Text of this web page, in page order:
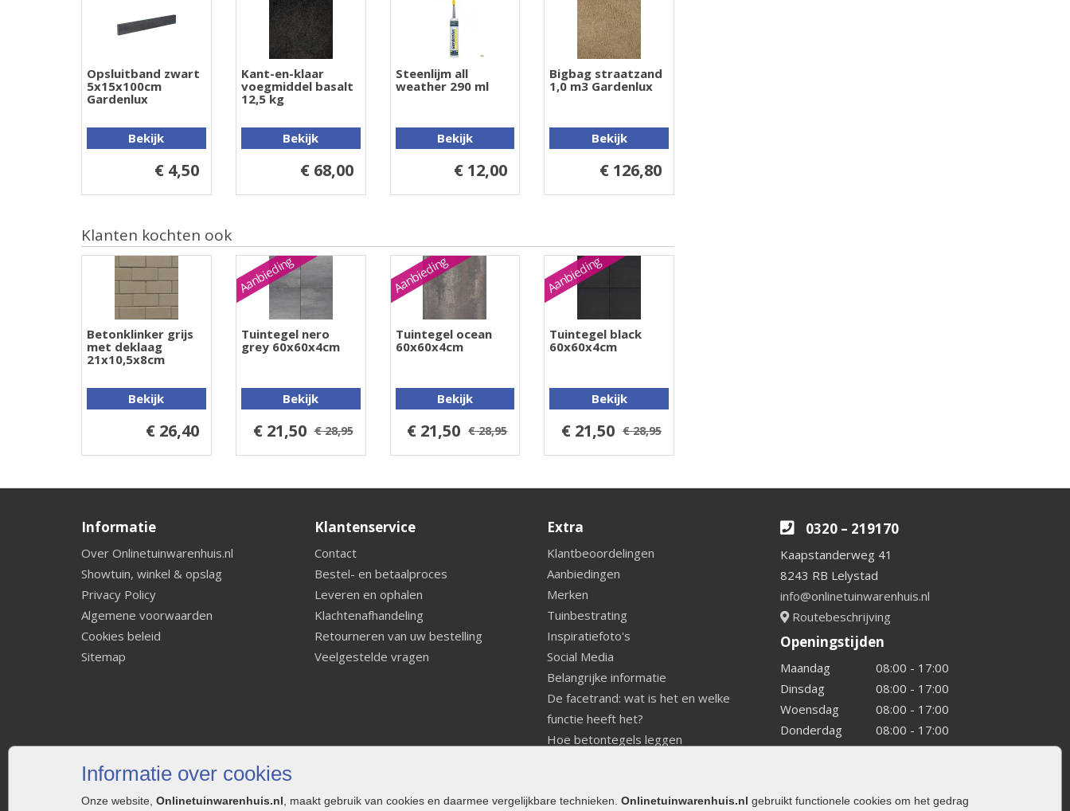
Informatie over cookies
Onze website, Onlinetuinwarenhuis.nl , maakt gebruik van cookies en daarmee vergelijkbare technieken. Onlinetuinwarenhuis.nl gebruikt functionele cookies om het gedrag
Opsluitband zwart
5x15x100cm
Gardenlux
Bekijk
€ 4,50
Kant-en-klaar
voegmiddel basalt
12,5 kg
Bekijk
€ 68,00
Steenlijm all
weather 290 ml
Bekijk
€ 12,00
Bigbag straatzand
1,0 m3 Gardenlux
Bekijk
€ 126,80
Klanten kochten ook
Betonklinker grijs
met deklaag
21x10,5x8cm
Bekijk
€ 26,40
Aanbieding
Tuintegel nero
grey 60x60x4cm
Bekijk
€ 21,50 € 28,95
Aanbieding
Tuintegel ocean
60x60x4cm
Bekijk
€ 21,50 € 28,95
Aanbieding
Tuintegel black
60x60x4cm
Bekijk
€ 21,50 € 28,95
Informatie
Over Onlinetuinwarenhuis.nl
Showtuin, winkel & opslag
Privacy Policy
Algemene voorwaarden
Cookies beleid
Sitemap
Klantenservice
Contact
Bestel- en betaalproces
Leveren en ophalen
Klachtenafhandeling
Retourneren van uw bestelling
Veelgestelde vragen
Extra
Klantbeoordelingen
Aanbiedingen
Merken
Tuinbestrating
Inspiratiefoto's
Social Media
Belangrijke informatie
De facetrand: wat is het en welke
functie heeft het?
Hoe betontegels leggen
Welke tuinstijl past bij mij
0320 – 219170
Kaapstanderweg 41
8243 RB Lelystad
info@onlinetuinwarenhuis.nl
Routebeschrijving
Openingstijden
Maandag
08:00 - 17:00
Dinsdag
08:00 - 17:00
Woensdag
08:00 - 17:00
Donderdag
08:00 - 17:00
Vrijdag
08:00 - 17:00